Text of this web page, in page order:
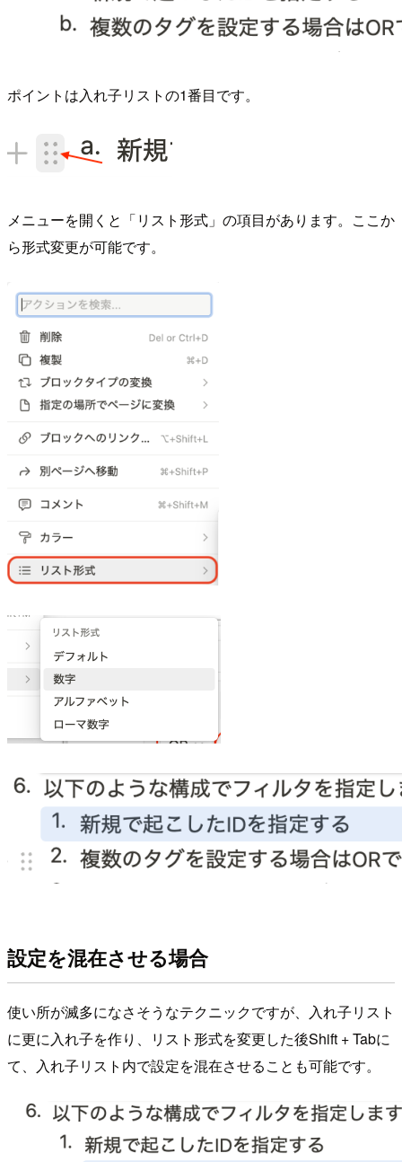
ポイントは入れ子リストの1番目です。
メニューを開くと「リスト形式」の項目があります。ここか
ら形式変更が可能です。
設定を混在させる場合
使い所が滅多になさそうなテクニックですが、入れ子リスト
に更に入れ子を作り、リスト形式を変更した後Shift + Tabに
て、入れ子リスト内で設定を混在させることも可能です。